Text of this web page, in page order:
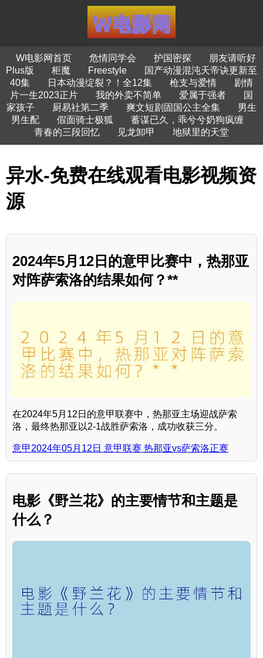
W电影网首页 危情同学会 护国密探
朋友请听好
Plus版
柜魔 Freestyle
国产动漫混沌天帝诀更新至
40集
日本动漫绽裂？！全12集 枪支与爱情
剧情
片一生2023正片
我的外卖不简单 爱属于强者
国
家孩子
厨易社第二季 爽文短剧固国公主全集
男生
男生配
假面骑士极狐
蓄谋已久，乖兮兮奶狗疯缠
青春的三段回忆
见龙卸甲 地狱里的天堂
异水-免费在线观看电影视频资
源
2024年5月12日的意甲比赛中，热那亚
对阵萨索洛的结果如何？**
在2024年5月12日的意甲联赛中，热那亚主场迎战萨索
洛，最终热那亚以2-1战胜萨索洛，成功收获三分。
意甲2024年05月12日 意甲联赛 热那亚vs萨索洛正赛
电影《野兰花》的主要情节和主题是
什么？